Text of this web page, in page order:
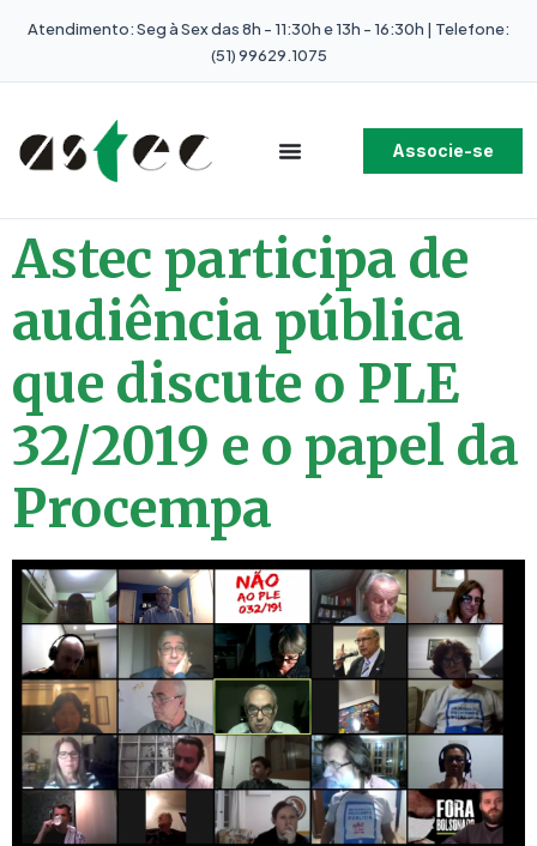
Atendimento: Seg à Sex das 8h - 11:30h e 13h - 16:30h | Telefone:
(51) 99629.1075
Associe-se
Astec participa de
audiência pública
que discute o PLE
32/2019 e o papel da
Procempa